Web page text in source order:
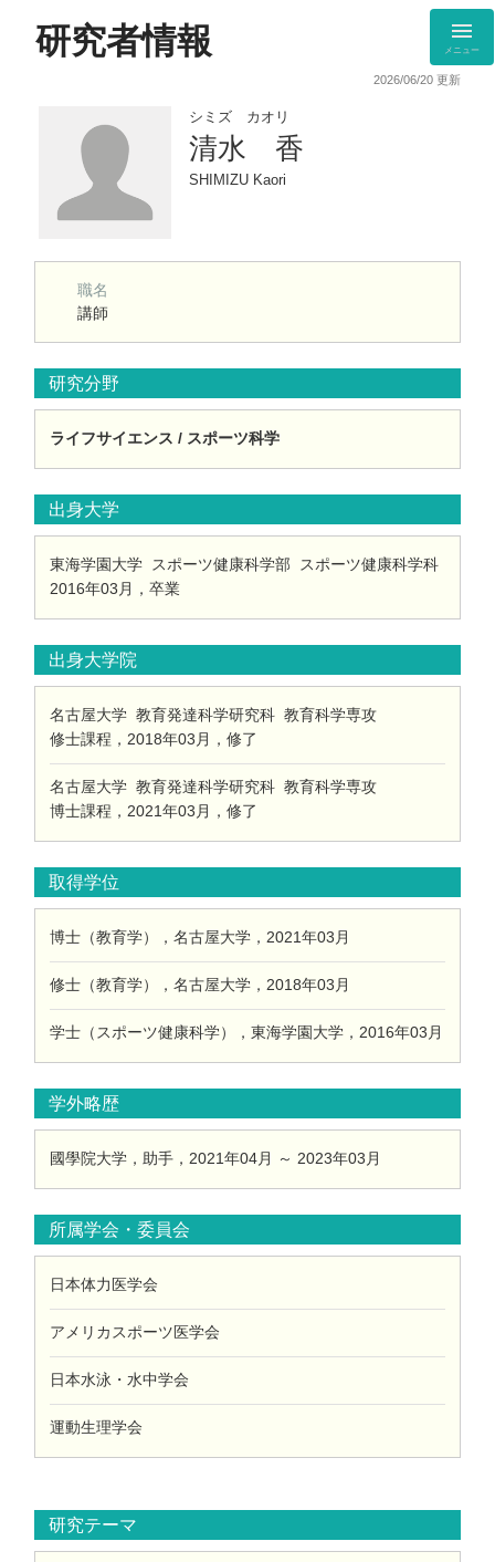
研究者情報 メニュー
2026/06/20 更新
シミズ カオリ
清水 香
SHIMIZU Kaori
職名
講師
研究分野
ライフサイエンス / スポーツ科学
出身大学
東海学園大学 スポーツ健康科学部 スポーツ健康科学科
2016年03月，卒業
出身大学院
名古屋大学 教育発達科学研究科 教育科学専攻
修士課程，2018年03月，修了
名古屋大学 教育発達科学研究科 教育科学専攻
博士課程，2021年03月，修了
取得学位
博士（教育学），名古屋大学，2021年03月
修士（教育学），名古屋大学，2018年03月
学士（スポーツ健康科学），東海学園大学，2016年03月
学外略歴
國學院大学，助手，2021年04月 ～ 2023年03月
所属学会・委員会
日本体力医学会
アメリカスポーツ医学会
日本水泳・水中学会
運動生理学会
研究テーマ